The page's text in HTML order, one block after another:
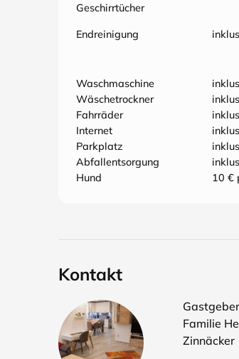
Geschirrtücher
Endreinigung
Waschmaschine
Wäschetrockner
Fahrräder
Internet
Parkplatz
Abfallentsorgung
Hund
10 €
Kontakt
Gastgeber
Familie
Zinnäcker